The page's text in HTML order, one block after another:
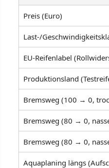
Preis (Euro)
Last-/
EU-Reifenlabel
Produktionsland
Bremsweg (100 → 0,
Bremsweg (80 → 0,
Bremsweg (80 → 0,
Aquaplaning längs